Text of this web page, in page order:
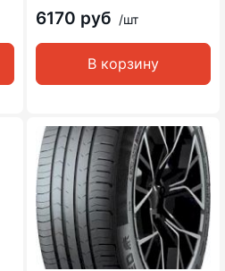
6170 руб /шт
В корзину